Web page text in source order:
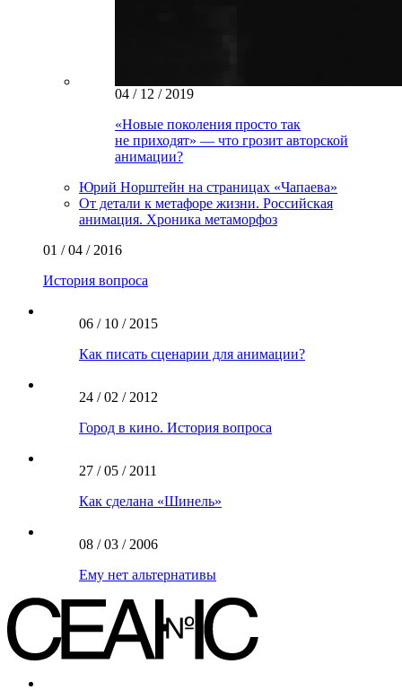
04 / 12 / 2019
«Новые поколения просто так
не приходят» — что грозит авторской
анимации?
Юрий Норштейн на страницах «Чапаева»
От детали к метафоре жизни. Российская
анимация. Хроника метаморфоз
01 / 04 / 2016
История вопроса
06 / 10 / 2015
Как писать сценарии для анимации?
24 / 02 / 2012
Город в кино. История вопроса
27 / 05 / 2011
Как сделана «Шинель»
08 / 03 / 2006
Ему нет альтернативы